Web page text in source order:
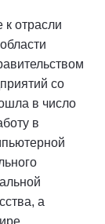
отрасли
со
в число
в
а